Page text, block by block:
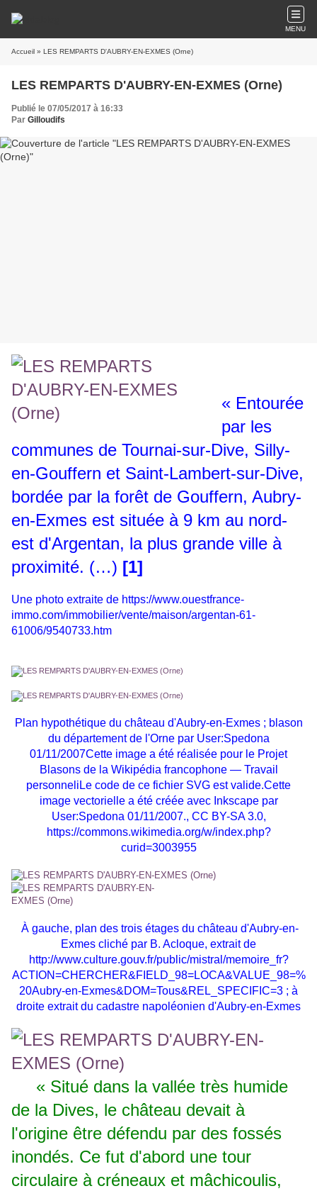
MENU
Accueil » LES REMPARTS D'AUBRY-EN-EXMES (Orne)
LES REMPARTS D'AUBRY-EN-EXMES (Orne)
Publié le 07/05/2017 à 16:33
Par Gilloudifs
« Entourée
par les
communes de Tournai-sur-Dive, Silly-
en-Gouffern et Saint-Lambert-sur-Dive,
bordée par la forêt de Gouffern, Aubry-
en-Exmes est située à 9 km au nord-
est d'Argentan, la plus grande ville à
proximité. (…) [1]
Une photo extraite de https://www.ouestfrance-
immo.com/immobilier/vente/maison/argentan-61-
61006/9540733.htm
Plan hypothétique du château d'Aubry-en-Exmes ; blason
du département de l'Orne par User:Spedona
01/11/2007Cette image a été réalisée pour le Projet
Blasons de la Wikipédia francophone — Travail
personneliLe code de ce fichier SVG est valide.Cette
image vectorielle a été créée avec Inkscape par
User:Spedona 01/11/2007., CC BY-SA 3.0,
https://commons.wikimedia.org/w/index.php?
curid=3003955
À gauche, plan des trois étages du château d'Aubry-en-
Exmes cliché par B. Acloque, extrait de
http://www.culture.gouv.fr/public/mistral/memoire_fr?
ACTION=CHERCHER&FIELD_98=LOCA&VALUE_98=%
20Aubry-en-Exmes&DOM=Tous&REL_SPECIFIC=3 ; à
droite extrait du cadastre napoléonien d'Aubry-en-Exmes
« Situé dans la vallée très humide
de la Dives, le château devait à
l'origine être défendu par des fossés
inondés. Ce fut d'abord une tour
circulaire à créneaux et mâchicoulis,